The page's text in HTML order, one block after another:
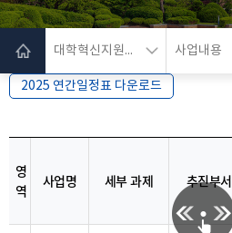
대학혁신지원사업 사업내용
2025 연간일정표 다운로드
영
역
사업명 세부 과제 추진부서